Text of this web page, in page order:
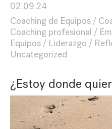
02.09.24
Coaching de Equipos
Coaching profesional
Equipos
Liderazgo
Uncategorized
¿Estoy donde